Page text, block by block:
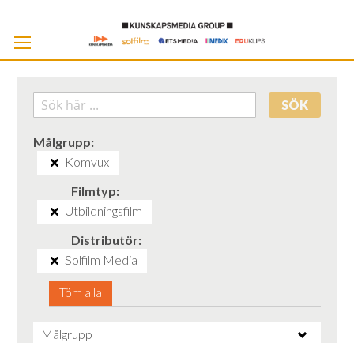
SÖK
Målgrupp
Komvux
Filmtyp
Utbildningsfilm
Distributör
Solfilm Media
Töm alla
Målgrupp